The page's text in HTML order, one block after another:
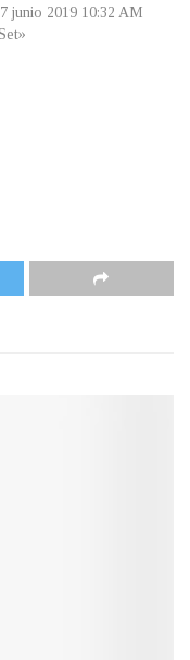
junio 2019 10:32 AM